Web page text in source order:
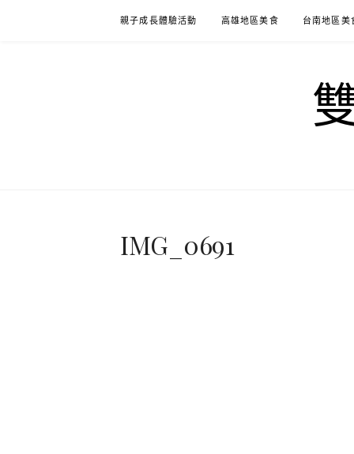
親子成長體驗活動 高雄地區美食 台南地區美
IMG_0691